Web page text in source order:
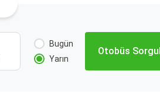
Bugün
Yarın
Otobüs